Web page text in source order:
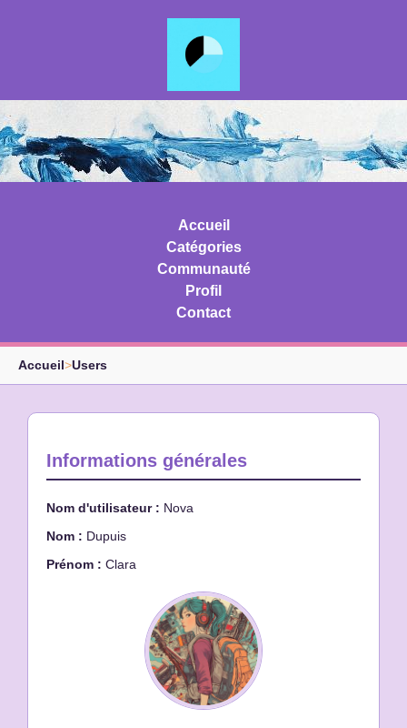
Accueil
Catégories
Communauté
Profil
Contact
Accueil>Users
Informations générales
Nom d'utilisateur : Nova
Nom : Dupuis
Prénom : Clara